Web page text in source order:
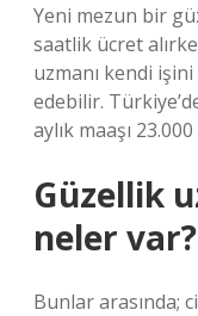
Yeni mezun bir
saatlik ücret
uzmanı kendi
edebilir.
aylık maaşı 23.000
Güzellik
neler var?
Bunlar arasında;